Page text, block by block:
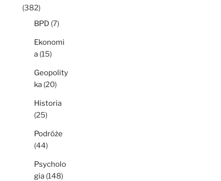
(382)
BPD (7)
Ekonomi
a (15)
Geopolity
ka (20)
Historia
(25)
Podróże
(44)
Psycholo
gia (148)